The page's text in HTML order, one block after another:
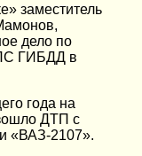
заместитель
дело по
ГИБДД в
года на
ДТП с
«ВАЗ-2107».